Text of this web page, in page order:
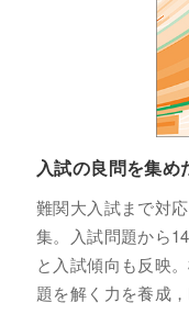
入試の良問を集
難関大入試まで対
集。入試問題から
と入試傾向も反映
題を解く力を養成